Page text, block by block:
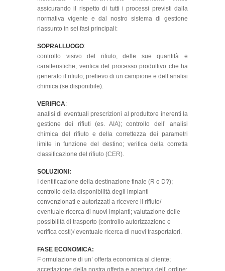
assicurando il rispetto di tutti i processi previsti dalla
normativa vigente e dal nostro sistema di gestione
riassunto in sei fasi principali:
SOPRALLUOGO:
controllo visivo del rifiuto, delle sue quantità e
caratteristiche; verifica del processo produttivo che ha
generato il rifiuto; prelievo di un campione e dell’analisi
chimica (se disponibile).
VERIFICA:
analisi di eventuali prescrizioni al produttore inerenti la
gestione dei rifiuti (es. AIA); controllo dell’ analisi
chimica del rifiuto e della correttezza dei parametri
limite in funzione del destino; verifica della corretta
classificazione del rifiuto (CER).
SOLUZIONI:
I dentificazione della destinazione finale (R o D?);
controllo della disponibilità degli impianti
convenzionati e autorizzati a ricevere il rifiuto/
eventuale ricerca di nuovi impianti; valutazione delle
possibilità di trasporto (controllo autorizzazione e
verifica costi)/ eventuale ricerca di nuovi trasportatori.
FASE ECONOMICA:
F ormulazione di un’ offerta economica al cliente;
accettazione della nostra offerta e apertura dell’ ordine;